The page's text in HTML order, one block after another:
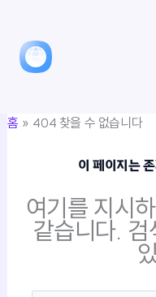
너홈 404 찾을 수 없습니다
이 페이지는
여기를 지시
같습니다.